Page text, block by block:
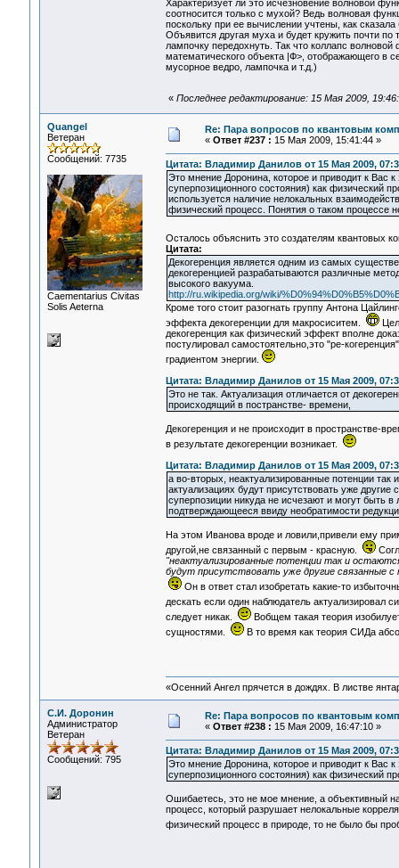
Характеризует ли это исчезновение волновой
соотносится только с мухой? Ведь волновая
поскольку при ее вычислении учтены, как
Объявится другая муха и будет кружить почти
лампочку передохнуть. Так что коллапс
математического объекта |Ф>, отображающего в
мусорное ведро, лампочка и т.д.)
« Последнее редактирование: 15 Мая 2009,
Quangel
Ветеран
Сообщений: 7735
Сaementarius Civitas
Solis Aeterna
Re: Пара вопросов по квантовым
« Ответ #237 : 15 Мая 2009, 15:41:44 »
Цитата: Владимир Данилов от 15 Мая 2009,
Это мнение Доронина, которое и приводит к Вас
суперпозиционного состояния) как физический
используется наличие нелокальных
физический процесс. Понятия о таком процессе
Осталось объяснить это создателям квантовых
Цитата:
Декогеренция является одним из самых
декогеренцией разрабатываются различные
высокого вакуума.
http://ru.wikipedia.org/wiki/
Кроме того стоит разогнать группу Антона
эффекта декогеренции для макросиситем.
декогеренция как физический эффект вполне
постулировал самостоятельно,это "ре-
градиентом энергии.
Цитата: Владимир Данилов от 15 Мая 2009,
Это не так. Актуализация отличается от
происходящий в постранстве- времени,
Декогеренция и не происходит в пространстве-
в результате декогеренции возникает.
Цитата: Владимир Данилов от 15 Мая 2009,
а во-вторых, неактуализированные потенции
актуализациях будут присутствовать уже
суперпозиции никуда не исчезают и могут быть
подтверждающееся ввиду необратимости
На этом Иванова вроде и ловили,привели ему
другой,не связанный с первым - красную.
"неактуализированные потенции так и
будут присутствовать уже другие связанные с
Он в ответ стал изобретать какие-то
дескать если один наблюдатель актуализировал
следует никак.
Вобщем такая теория
сущностями.
В то время как теория СИДа
«Осенний Ангел прячется в дождях. В листве
С.И. Доронин
Администратор
Ветеран
Сообщений: 795
Re: Пара вопросов по квантовым
« Ответ #238 : 15 Мая 2009, 16:47:10 »
Цитата: Владимир Данилов от 15 Мая 2009,
Это мнение Доронина, которое и приводит к Вас
суперпозиционного состояния) как физический
Ошибаетесь, это не мое мнение, а объективный
процесс, который разрушает нелокальные
физический процесс в природе, то не было бы